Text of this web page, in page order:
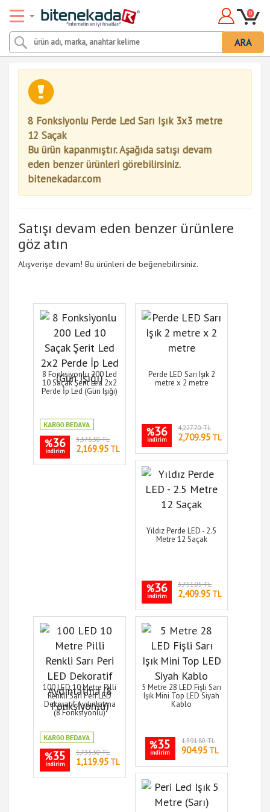
ARA
0
8 Fonksiyonlu Perde Led Sarı Işık 3x3 metre
12 Saçak
Bu ürün kapanmıştır. Aşağıda satışı devam
eden benzer ürünleri görebilirsiniz.
bitenekadar.com
Satışı devam eden benzer ürünlere
göz atın
Alışverişe devam! Bu ürünleri de beğenebilirsiniz.
8 Fonksiyonlu 200 Led
10 Saçak Şerit Led 2x2
Perde İp Led (Gün Işığı)
%36
indirim
3,376.30 TL
2,169.95 TL
Perde LED Sarı Işık 2
metre x 2 metre
%36
indirim
4,227.70 TL
2,709.95 TL
Yıldız Perde LED - 2.5
Metre 12 Saçak
%36
indirim
3,751.05 TL
2,409.95 TL
100 LED 10 Metre Pilli
Renkli Sarı Peri LED
Dekoratif Aydınlatma
(8 Fonksiyonlu)
%35
indirim
1,733.30 TL
1,119.95 TL
5 Metre 28 LED Fişli Sarı
Işık Mini Top LED Siyah
Kablo
%35
indirim
1,391.80 TL
904.95TL